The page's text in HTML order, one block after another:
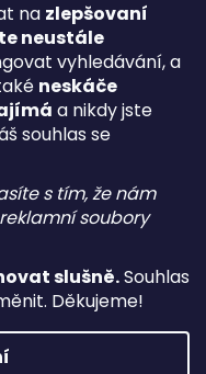
na zlepšovaní
neustále
vyhledávání, a
neskáče
a nikdy jste
souhlas se
s tím, že nám
soubory
slušně.Souhlas
Děkujeme!